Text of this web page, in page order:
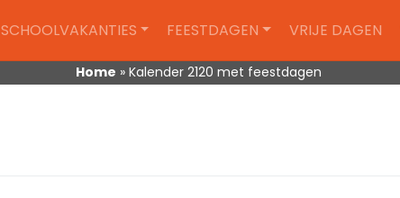
SCHOOLVAKANTIES FEESTDAGEN VRIJE DAGEN
Home » Kalender 2120 met feestdagen